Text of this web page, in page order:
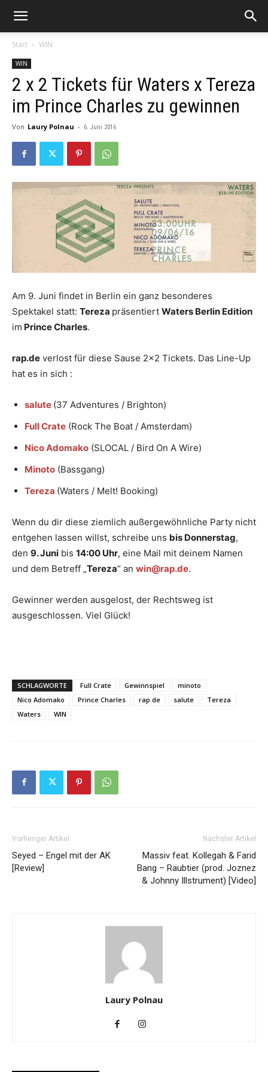
Start WIN
WIN
2 x 2 Tickets für Waters x Tereza
im Prince Charles zu gewinnen
Von Laury Polnau - 6. Juni 2016
Am 9. Juni findet in Berlin ein ganz besonderes
Spektakel statt: Tereza präsentiert Waters Berlin Edition
im Prince Charles.
rap.de verlost für diese Sause 2×2 Tickets. Das Line-Up
hat es in sich :
salute (37 Adventures / Brighton)
Full Crate (Rock The Boat / Amsterdam)
Nico Adomako (SLOCAL / Bird On A Wire)
Minoto (Bassgang)
Tereza (Waters / Melt! Booking)
Wenn du dir diese ziemlich außergewöhnliche Party nicht
entgehen lassen willst, schreibe uns bis Donnerstag,
den 9. Juni bis 14:00 Uhr, eine Mail mit deinem Namen
und dem Betreff „Tereza“ an win@rap.de.
Gewinner werden ausgelost, der Rechtsweg ist
ausgeschlossen. Viel Glück!
SCHLAGWORTE Full Crate Gewinnspiel
minoto
Nico Adomako
Prince Charles rap.de salute
Tereza
Waters
WIN
Vorheriger Artikel
Seyed – Engel mit der AK
[Review]
Nächster Artikel
Massiv feat. Kollegah & Farid
Bang – Raubtier (prod. Joznez
& Johnny Illstrument) [Video]
Laury Polnau